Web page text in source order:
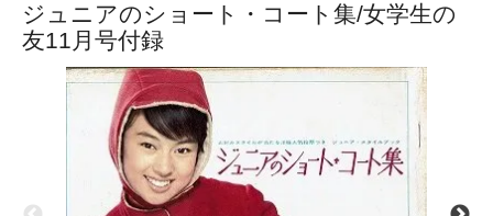
ジュニアのショート・コート集/女学生の
友11月号付録